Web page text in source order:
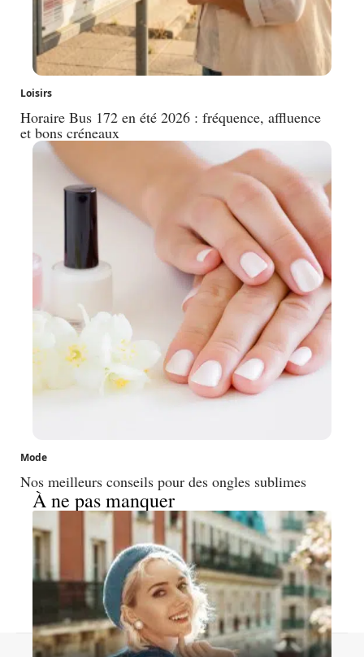
Loisirs
Horaire Bus 172 en été 2026 : fréquence, affluence
et bons créneaux
Mode
Nos meilleurs conseils pour des ongles sublimes
À ne pas manquer